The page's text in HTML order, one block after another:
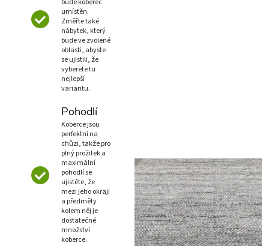
bude koberec
umístěn.
Změřte také
nábytek, který
bude ve zvolené
oblasti, abyste
se ujistili, že
vyberete tu
nejlepší
variantu.
Pohodlí
Koberce jsou
perfektní na
chůzi, takže pro
plný prožitek a
maximální
pohodlí se
ujistěte, že
mezi jeho okraji
a předměty
kolem něj je
dostatečné
množství
koberce.